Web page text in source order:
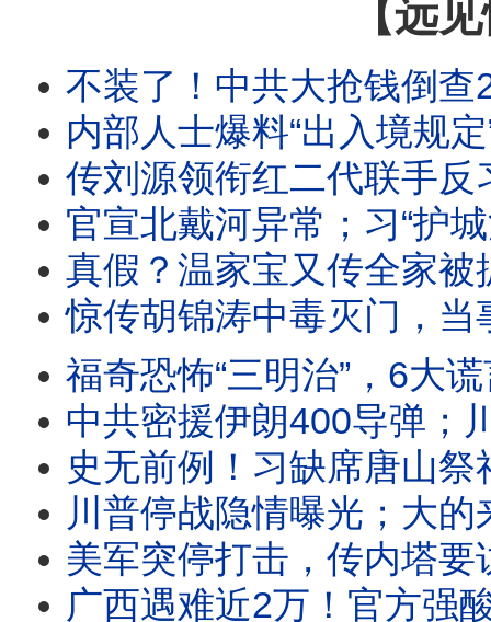
【远
不装了！中共大抢钱倒查25年！赴港买保险征税2成！全民边控已实
内部人士爆料“出入境规定”内幕：原因竟是它？官媒入场，华为发酵；伊
传刘源领衔红二代联手反习；习暗助伊朗打地面战；全民痛
官宣北戴河异常；习“护城河”没了！刘源现异动；传大批军
真假？温家宝又传全家被抓，多人坠楼！“北戴河时间”开启，他才是最后杀
惊传胡锦涛中毒灭门，当事人辟谣！假爆料暗藏真威胁，习要掀桌？
福奇恐怖“三明治”，6大谎言震碎三观：差点死于疫苗仍力推；恶意误导防疫
中共密援伊朗400导弹；川普大怒爆粗要痛打伊朗；福奇听证百
史无前例！习缺席唐山祭祀典礼，官媒释重大异常信号！王岐山花圈
川普停战隐情曝光；大的来了？小泽内塔同日赴美；王虹致辞不提
美军突停打击，传内塔要访美，川普提3停战方案，要打还是要谈？2迹象战争
广西遇难近2万！官方强酸灭迹；温家宝秘书双开，惊现空前罪名！胡塞开